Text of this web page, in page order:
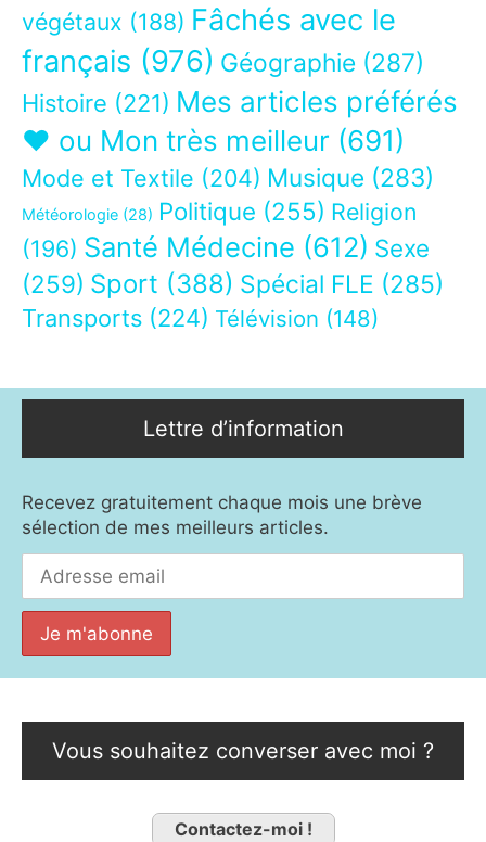
végétaux (188) Fâchés avec le
français (976) Géographie (287)
Histoire (221) Mes articles préférés
❤ ou Mon très meilleur (691)
Mode et Textile (204) Musique (283)
Météorologie (28) Politique (255) Religion
(196) Santé Médecine (612) Sexe
(259) Sport (388) Spécial FLE (285)
Transports (224) Télévision (148)
Lettre d’information
Recevez gratuitement chaque mois une brève
sélection de mes meilleurs articles.
Vous souhaitez converser avec moi ?
Contactez-moi !